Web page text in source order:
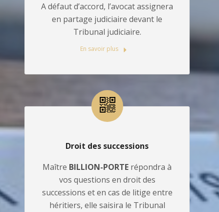
A défaut d’accord, l’avocat assignera
en partage judiciaire devant le
Tribunal judiciaire.
En savoir plus
Droit des successions
Maître BILLION-PORTE répondra à
vos questions en droit des
successions et en cas de litige entre
héritiers, elle saisira le Tribunal